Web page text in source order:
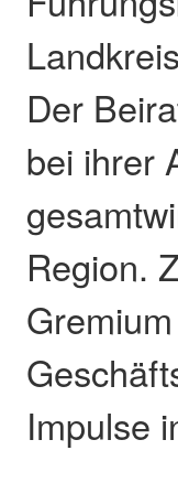
Der
bei ihrer
Region.
Impulse